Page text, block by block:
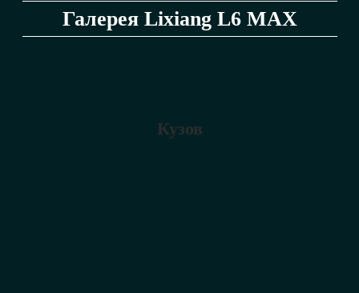
Галерея Lixiang L6 MAX
Кузов